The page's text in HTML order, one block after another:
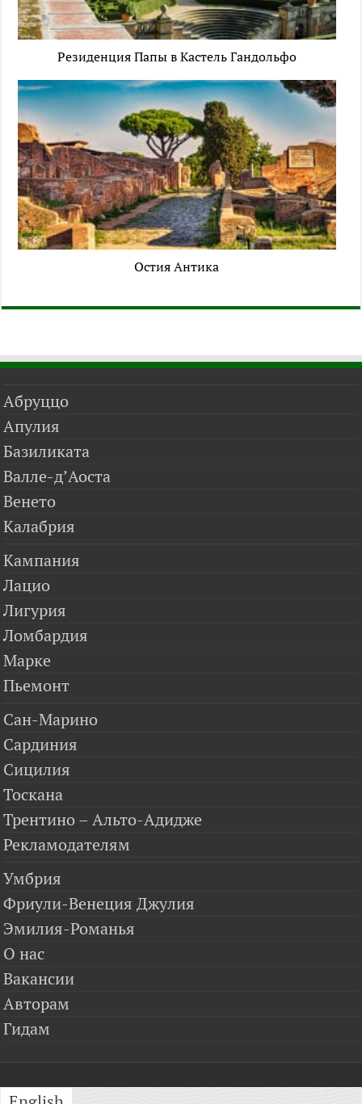
Резиденция Папы в Кастель Гандольфо
Остия Антика
Абруццо
Апулия
Базиликата
Валле-д’Аоста
Венето
Калабрия
Кампания
Лацио
Лигурия
Ломбардия
Марке
Пьемонт
Сан-Марино
Сардиния
Сицилия
Тоскана
Трентино – Альто-Адидже
Рекламодателям
Умбрия
Фриули-Венеция Джулия
Эмилия-Романья
О нас
Вакансии
Авторам
Гидам